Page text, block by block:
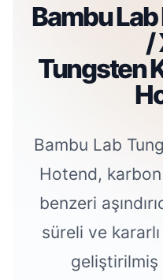
Bambu Lab
/
Tungsten
Bambu Lab
Hotend,
benzeri
süreli ve
geliştirilmiş